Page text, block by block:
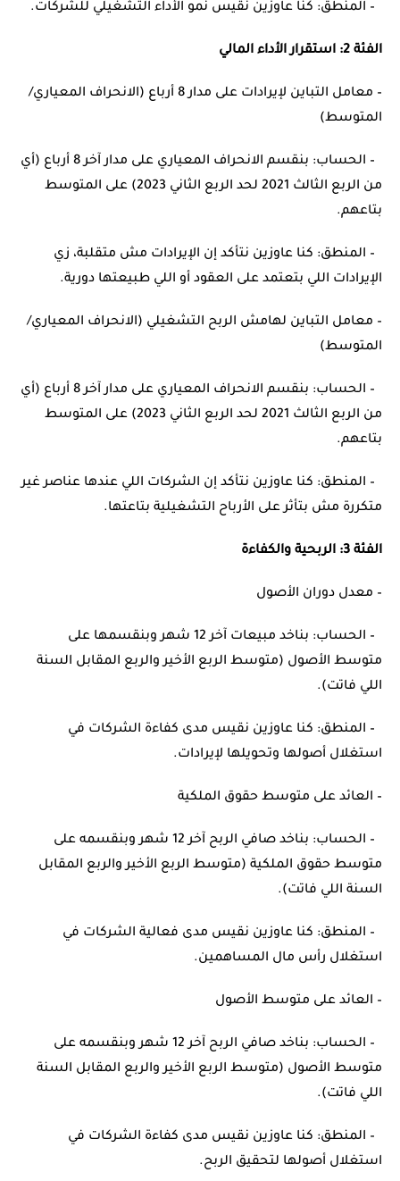
– المنطق: كنا عاوزين نقيس نمو الأداء التشغيلي للشركات.
الفئة 2: استقرار الأداء المالي
– معامل التباين لإيرادات على مدار 8 أرباع (الانحراف المعياري/
المتوسط)
– الحساب: بنقسم الانحراف المعياري على مدار آخر 8 أرباع (أي
من الربع الثالث 2021 لحد الربع الثاني 2023) على المتوسط
بتاعهم.
– المنطق: كنا عاوزين نتأكد إن الإيرادات مش متقلبة، زي
الإيرادات اللي بتعتمد على العقود أو اللي طبيعتها دورية.
– معامل التباين لهامش الربح التشغيلي (الانحراف المعياري/
المتوسط)
– الحساب: بنقسم الانحراف المعياري على مدار آخر 8 أرباع (أي
من الربع الثالث 2021 لحد الربع الثاني 2023) على المتوسط
بتاعهم.
– المنطق: كنا عاوزين نتأكد إن الشركات اللي عندها عناصر غير
متكررة مش بتأثر على الأرباح التشغيلية بتاعتها.
الفئة 3: الربحية والكفاءة
– معدل دوران الأصول
– الحساب: بناخد مبيعات آخر 12 شهر وبنقسمها على
متوسط الأصول (متوسط الربع الأخير والربع المقابل السنة
اللي فاتت).
– المنطق: كنا عاوزين نقيس مدى كفاءة الشركات في
استغلال أصولها وتحويلها لإيرادات.
– العائد على متوسط حقوق الملكية
– الحساب: بناخد صافي الربح آخر 12 شهر وبنقسمه على
متوسط حقوق الملكية (متوسط الربع الأخير والربع المقابل
السنة اللي فاتت).
– المنطق: كنا عاوزين نقيس مدى فعالية الشركات في
استغلال رأس مال المساهمين.
– العائد على متوسط الأصول
– الحساب: بناخد صافي الربح آخر 12 شهر وبنقسمه على
متوسط الأصول (متوسط الربع الأخير والربع المقابل السنة
اللي فاتت).
– المنطق: كنا عاوزين نقيس مدى كفاءة الشركات في
استغلال أصولها لتحقيق الربح.